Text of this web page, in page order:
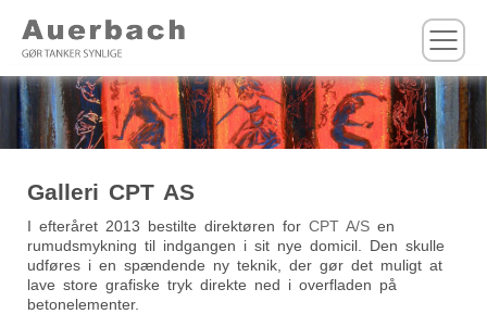
Galleri CPT AS
I efteråret 2013 bestilte direktøren for CPT A/S en
rumudsmykning til indgangen i sit nye domicil. Den skulle
udføres i en spændende ny teknik, der gør det muligt at
lave store grafiske tryk direkte ned i overfladen på
betonelementer.